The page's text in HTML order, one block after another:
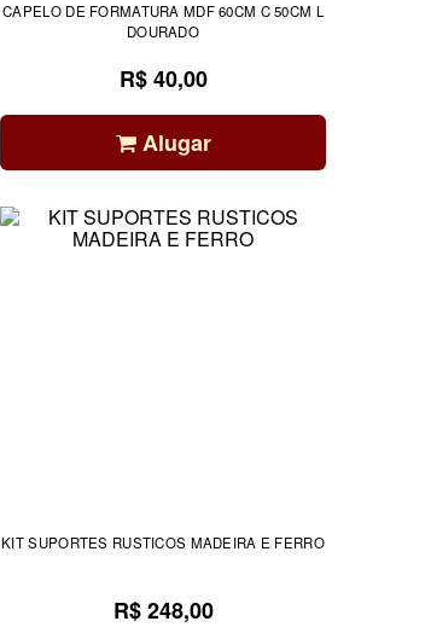
CAPELO DE FORMATURA MDF 60CM C 50CM L
DOURADO
R$ 40,00
Alugar
KIT SUPORTES RUSTICOS MADEIRA E FERRO
R$ 248,00